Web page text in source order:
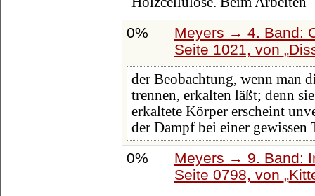
0%
Meyers → 4. Band:
Seite 1021, von
der Beobachtung, wenn man
trennen, erkalten läßt; denn
erkaltete Körper erscheint
der Dampf bei einer gewissen
0%
Meyers → 9. Band:
Seite 0798, von